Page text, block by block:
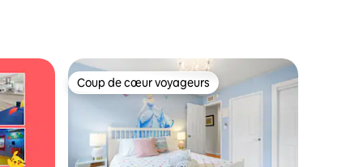
: 5 sur 5
appréciés Coup de cœur voyageurs
Coup de cœur voyageurs